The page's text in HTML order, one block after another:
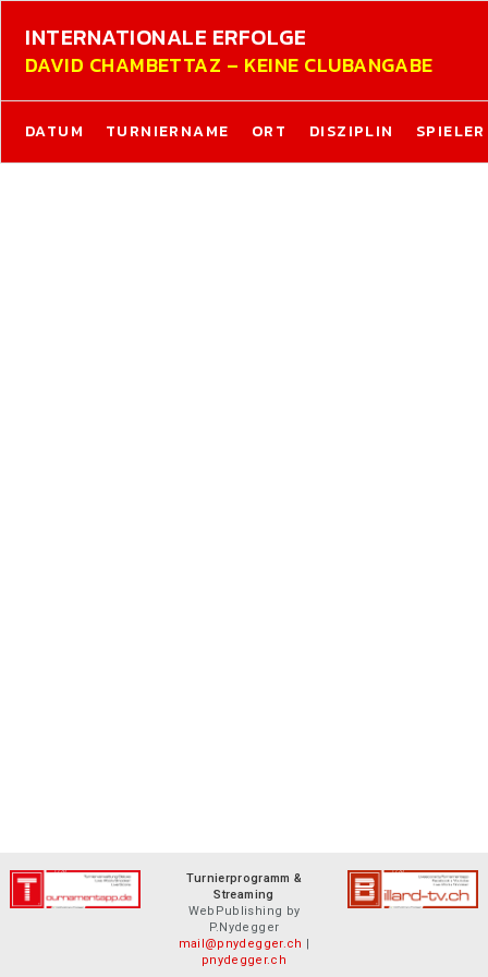
INTERNATIONALE ERFOLGE
DAVID CHAMBETTAZ – KEINE CLUBANGABE
DATUM TURNIERNAME ORT DISZIPLIN SPIELER
Turnierprogramm &
Streaming
WebPublishing by
P.Nydegger
mail@pnydegger.ch |
pnydegger.ch